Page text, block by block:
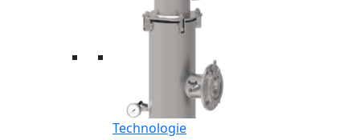
Technologie